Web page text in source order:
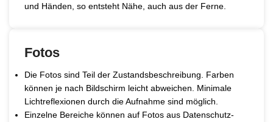
und Händen, so entsteht Nähe, auch aus der Ferne.
Fotos
Die Fotos sind Teil der Zustandsbeschreibung. Farben
können je nach Bildschirm leicht abweichen. Minimale
Lichtreflexionen durch die Aufnahme sind möglich.
Einzelne Bereiche können auf Fotos aus Datenschutz-